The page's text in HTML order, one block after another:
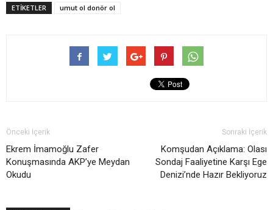
ETIKETLER umut ol donör ol
Önceki İçerik
Ekrem İmamoğlu Zafer
Konuşmasında AKP’ye Meydan
Okudu
Sonraki İçerik
Komşudan Açıklama: Olası
Sondaj Faaliyetine Karşı Ege
Denizi’nde Hazır Bekliyoruz